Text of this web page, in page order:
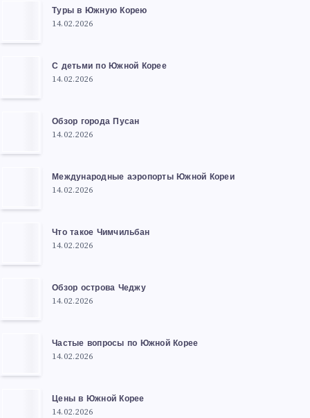
Туры в Южную Корею
14.02.2026
С детьми по Южной Корее
14.02.2026
Обзор города Пусан
14.02.2026
Международные аэропорты Южной Кореи
14.02.2026
Что такое Чимчильбан
14.02.2026
Обзор острова Чеджу
14.02.2026
Частые вопросы по Южной Корее
14.02.2026
Цены в Южной Корее
14.02.2026